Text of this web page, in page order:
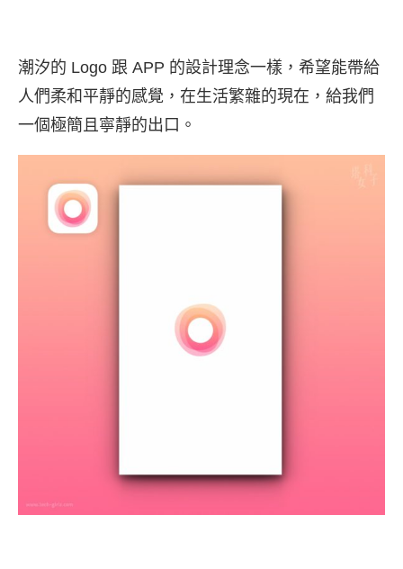
潮汐的 Logo 跟 APP 的設計理念一樣，希望能帶給
人們柔和平靜的感覺，在生活繁雜的現在，給我們
一個極簡且寧靜的出口。